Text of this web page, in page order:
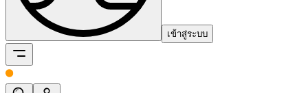
เข้าสู่ระบบ